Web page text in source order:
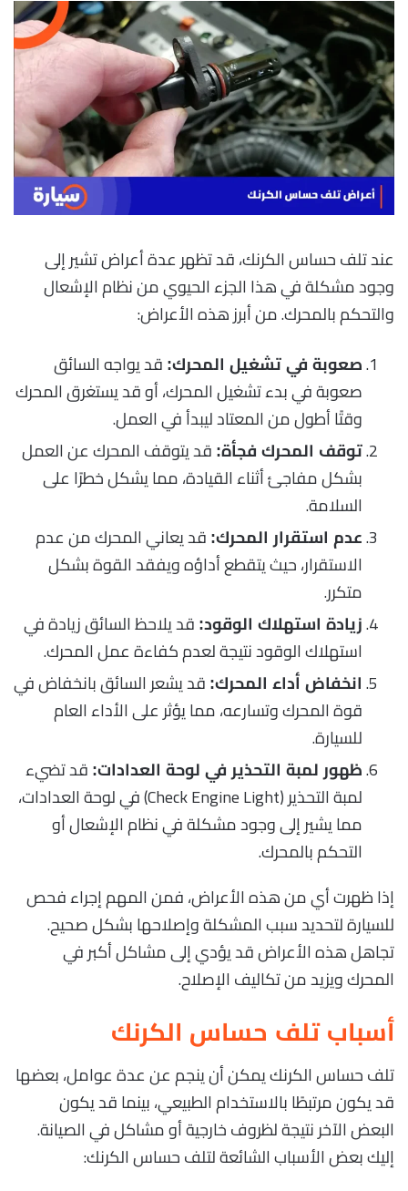
عند تلف حساس الكرنك، قد تظهر عدة أعراض تشير إلى
وجود مشكلة في هذا الجزء الحيوي من نظام الإشعال
والتحكم بالمحرك. من أبرز هذه الأعراض:
صعوبة في تشغيل المحرك: قد يواجه السائق
صعوبة في بدء تشغيل المحرك، أو قد يستغرق المحرك
وقتًا أطول من المعتاد ليبدأ في العمل.
توقف المحرك فجأة: قد يتوقف المحرك عن العمل
بشكل مفاجئ أثناء القيادة، مما يشكل خطرًا على
السلامة.
عدم استقرار المحرك: قد يعاني المحرك من عدم
الاستقرار، حيث يتقطع أداؤه ويفقد القوة بشكل
متكرر.
زيادة استهلاك الوقود: قد يلاحظ السائق زيادة في
استهلاك الوقود نتيجة لعدم كفاءة عمل المحرك.
انخفاض أداء المحرك: قد يشعر السائق بانخفاض في
قوة المحرك وتسارعه، مما يؤثر على الأداء العام
للسيارة.
ظهور لمبة التحذير في لوحة العدادات: قد تضيء
لمبة التحذير (Check Engine Light) في لوحة العدادات،
مما يشير إلى وجود مشكلة في نظام الإشعال أو
التحكم بالمحرك.
إذا ظهرت أي من هذه الأعراض، فمن المهم إجراء فحص
للسيارة لتحديد سبب المشكلة وإصلاحها بشكل صحيح.
تجاهل هذه الأعراض قد يؤدي إلى مشاكل أكبر في
المحرك ويزيد من تكاليف الإصلاح.
أسباب تلف حساس الكرنك
تلف حساس الكرنك يمكن أن ينجم عن عدة عوامل، بعضها
قد يكون مرتبطًا بالاستخدام الطبيعي، بينما قد يكون
البعض الآخر نتيجة لظروف خارجية أو مشاكل في الصيانة.
إليك بعض الأسباب الشائعة لتلف حساس الكرنك: